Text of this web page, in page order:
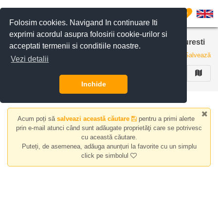
Folosim cookies. Navigand In continuare Iti
exprimi acordul asupra folosirii cookie-urilor si
acceptati termenii si conditiile noastre.
Vezi detalii
Inchide
0
Apartamente de vanzare in zona Dorobanti, Bucuresti
0 anunturi Salvează
FILTREAZA
Acum poți să salveazi această căutare
pentru a primi alerte
prin e-mail atunci când sunt adăugate proprietăţi care se potrivesc
cu această căutare.
Puteți, de asemenea, adăuga anunțuri la favorite cu un simplu
click pe simbolul